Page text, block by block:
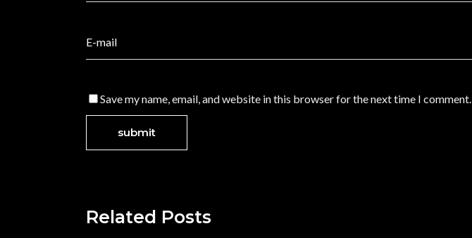
Save my name, email, and website in this browser for the next time I comment.
Related Posts